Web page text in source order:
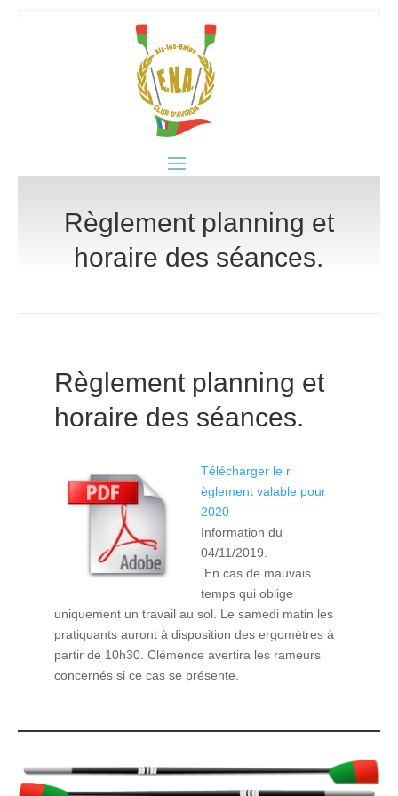
Règlement planning et
horaire des séances.
Règlement planning et
horaire des séances.
Télécharger le r
èglement valable pour
2020
Information du
04/11/2019.
En cas de mauvais
temps qui oblige
uniquement un travail au sol. Le samedi matin les
pratiquants auront à disposition des ergomètres à
partir de 10h30. Clémence avertira les rameurs
concernés si ce cas se présente.